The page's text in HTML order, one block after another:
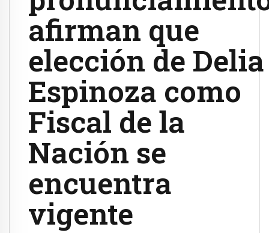
afirman que
elección de Delia
Espinoza como
Fiscal de la
Nación se
encuentra
vigente